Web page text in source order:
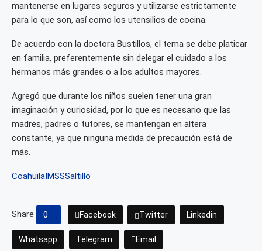
mantenerse en lugares seguros y utilizarse estrictamente
para lo que son, así como los utensilios de cocina.
De acuerdo con la doctora Bustillos, el tema se debe platicar
en familia, preferentemente sin delegar el cuidado a los
hermanos más grandes o a los adultos mayores.
Agregó que durante los niños suelen tener una gran
imaginación y curiosidad, por lo que es necesario que las
madres, padres o tutores, se mantengan en altera
constante, ya que ninguna medida de precaución está de
más.
CoahuilaIMSSSaltillo
Share 0 Facebook Twitter Linkedin
Whatsapp Telegram Email